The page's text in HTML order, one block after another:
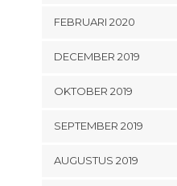
FEBRUARI 2020
DECEMBER 2019
OKTOBER 2019
SEPTEMBER 2019
AUGUSTUS 2019